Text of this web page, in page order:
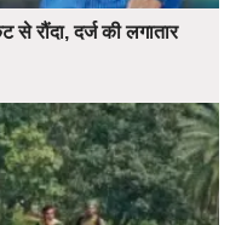
से रौंदा, दर्ज की लगातार